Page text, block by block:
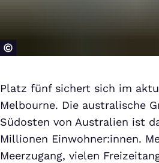
Platz fünf sichert sich im
Melbourne. Die australische
Südosten von Australien ist
Millionen Einwohner:innen.
Meerzugang, vielen